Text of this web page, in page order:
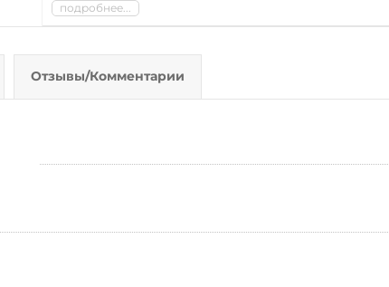
подробнее...
Отзывы/Комментарии